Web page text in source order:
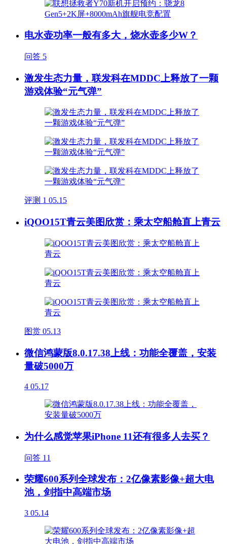
电水壶功率一般有多大，烧水壶多少W？
问答 5
激发生态力量，联发科在MDDC上释放了一颗
游戏体验“元气弹”
评测 1 05.15
iQOO15T青云美图欣赏：乘太空船舱直上青云
图赏 05.13
微信鸿蒙版8.0.17.38上线：功能全覆盖，安装
量破5000万
4 05.17
为什么感觉苹果iPhone 11还有很多人去买？
问答 11
荣耀600系列全球发布：2亿像素影像+超大电
池，剑指中高端市场
3 05.14